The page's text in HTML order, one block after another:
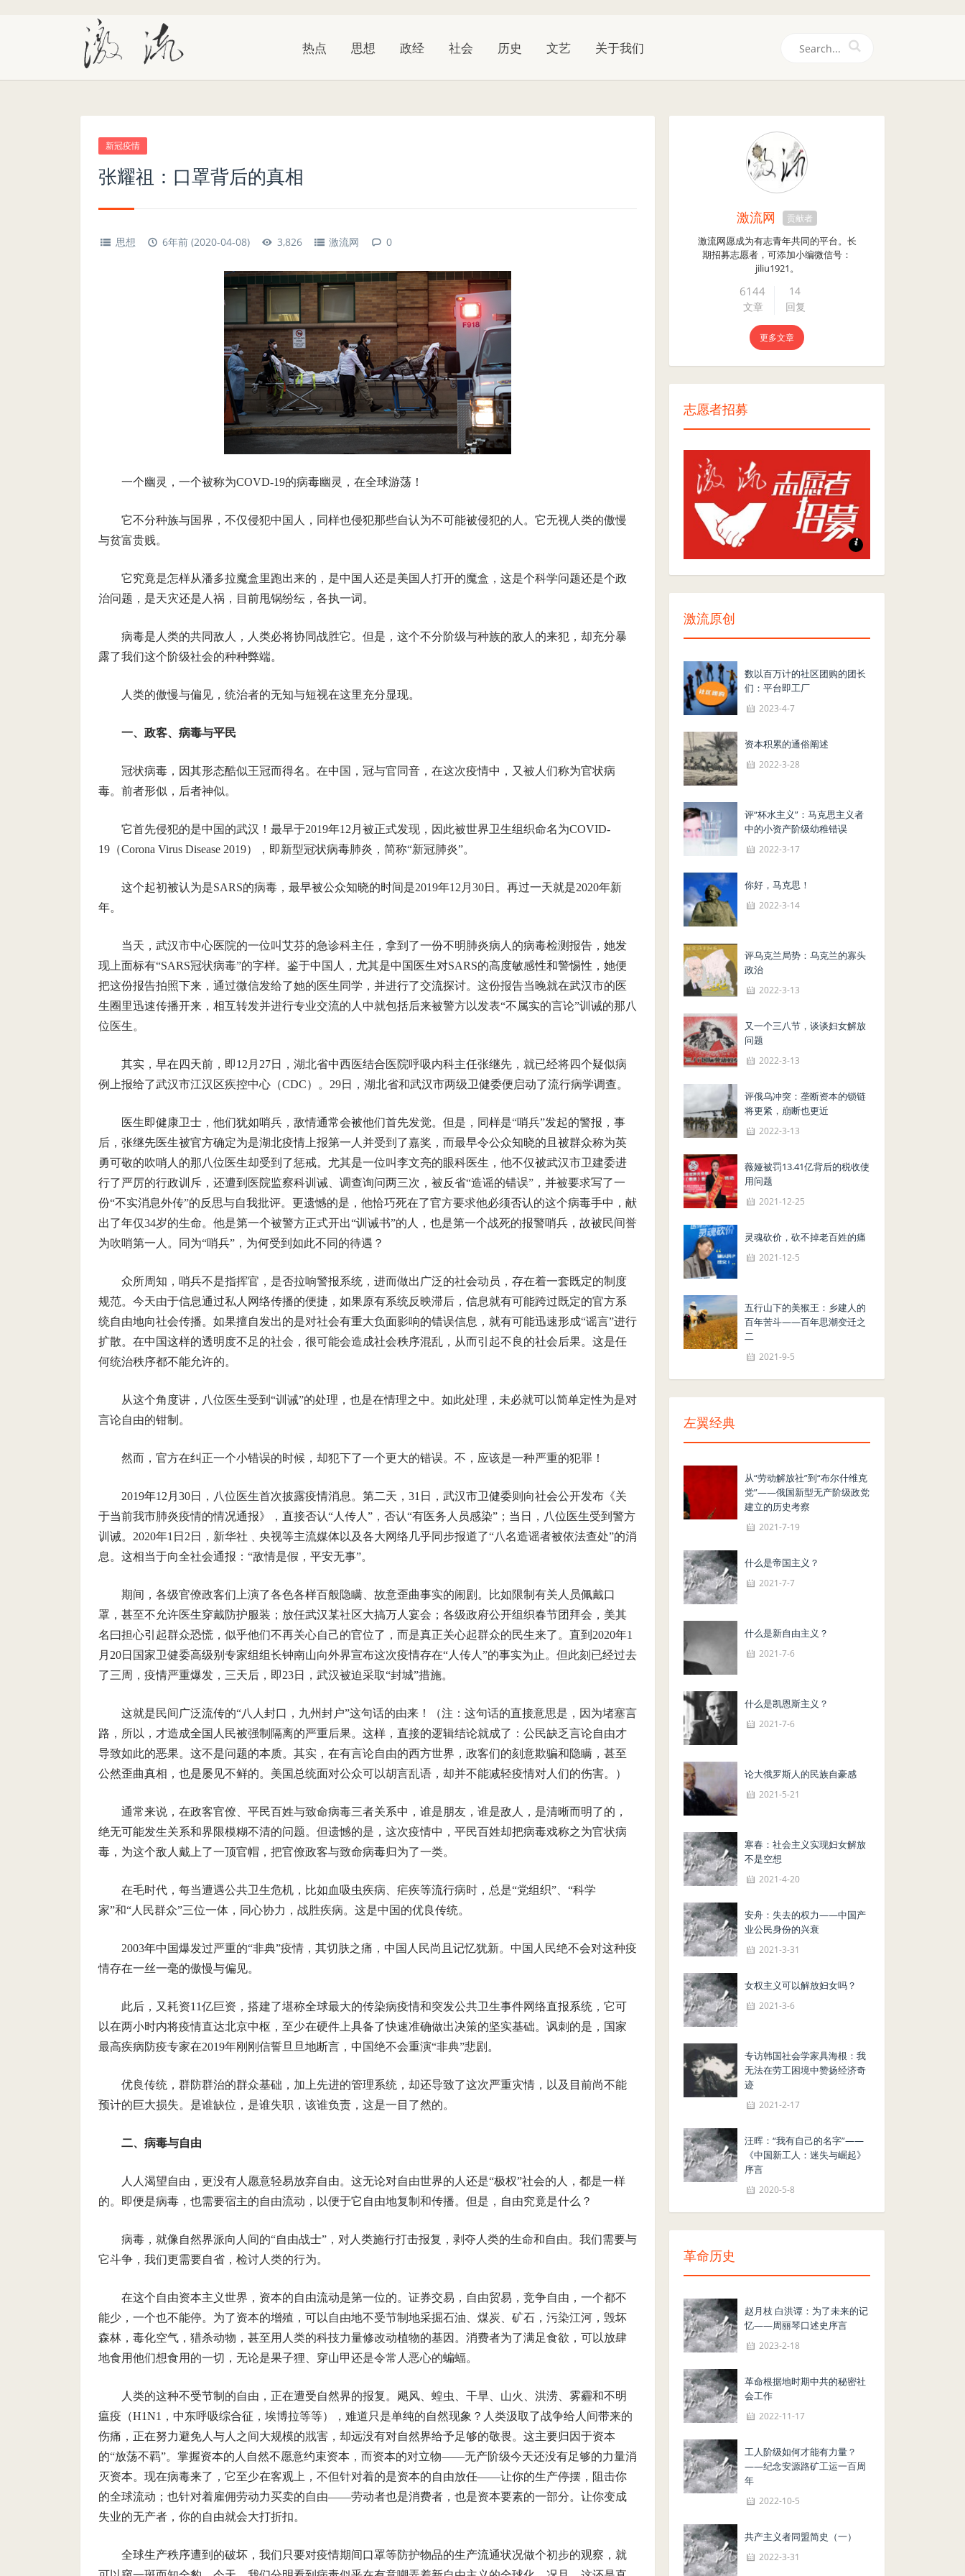
热点 思想 政经 社会 历史 文艺 关于我们
新冠疫情
张耀祖：口罩背后的真相
思想 6年前 (2020-04-08) 3,826 激流网 0
一个幽灵，一个被称为COVD-19的病毒幽灵，在全球游荡！
它不分种族与国界，不仅侵犯中国人，同样也侵犯那些自认为不可能被侵犯的人。它无视人类的傲慢
与贫富贵贱。
它究竟是怎样从潘多拉魔盒里跑出来的，是中国人还是美国人打开的魔盒，这是个科学问题还是个政
治问题，是天灾还是人祸，目前甩锅纷纭，各执一词。
病毒是人类的共同敌人，人类必将协同战胜它。但是，这个不分阶级与种族的敌人的来犯，却充分暴
露了我们这个阶级社会的种种弊端。
人类的傲慢与偏见，统治者的无知与短视在这里充分显现。
一、政客、病毒与平民
冠状病毒，因其形态酷似王冠而得名。在中国，冠与官同音，在这次疫情中，又被人们称为官状病
毒。前者形似，后者神似。
它首先侵犯的是中国的武汉！最早于2019年12月被正式发现，因此被世界卫生组织命名为COVID-
19（Corona Virus Disease 2019），即新型冠状病毒肺炎，简称“新冠肺炎”。
这个起初被认为是SARS的病毒，最早被公众知晓的时间是2019年12月30日。再过一天就是2020年新
年。
当天，武汉市中心医院的一位叫艾芬的急诊科主任，拿到了一份不明肺炎病人的病毒检测报告，她发
现上面标有“SARS冠状病毒”的字样。鉴于中国人，尤其是中国医生对SARS的高度敏感性和警惕性，她便
把这份报告拍照下来，通过微信发给了她的医生同学，并进行了交流探讨。这份报告当晚就在武汉市的医
生圈里迅速传播开来，相互转发并进行专业交流的人中就包括后来被警方以发表“不属实的言论”训诫的那八
位医生。
其实，早在四天前，即12月27日，湖北省中西医结合医院呼吸内科主任张继先，就已经将四个疑似病
例上报给了武汉市江汉区疾控中心（CDC）。29日，湖北省和武汉市两级卫健委便启动了流行病学调查。
医生即健康卫士，他们犹如哨兵，敌情通常会被他们首先发觉。但是，同样是“哨兵”发起的警报，事
后，张继先医生被官方确定为是湖北疫情上报第一人并受到了嘉奖，而最早令公众知晓的且被群众称为英
勇可敬的吹哨人的那八位医生却受到了惩戒。尤其是一位叫李文亮的眼科医生，他不仅被武汉市卫建委进
行了严厉的行政训斥，还遭到医院监察科训诫、调查询问两三次，被反省“造谣的错误”，并被要求写了一
份“不实消息外传”的反思与自我批评。更遗憾的是，他恰巧死在了官方要求他必须否认的这个病毒手中，献
出了年仅34岁的生命。他是第一个被警方正式开出“训诫书”的人，也是第一个战死的报警哨兵，故被民间誉
为吹哨第一人。同为“哨兵”，为何受到如此不同的待遇？
众所周知，哨兵不是指挥官，是否拉响警报系统，进而做出广泛的社会动员，存在着一套既定的制度
规范。今天由于信息通过私人网络传播的便捷，如果原有系统反映滞后，信息就有可能跨过既定的官方系
统自由地向社会传播。如果擅自发出的是对社会有重大负面影响的错误信息，就有可能迅速形成“谣言”进行
扩散。在中国这样的透明度不足的社会，很可能会造成社会秩序混乱，从而引起不良的社会后果。这是任
何统治秩序都不能允许的。
从这个角度讲，八位医生受到“训诫”的处理，也是在情理之中。如此处理，未必就可以简单定性为是对
言论自由的钳制。
然而，官方在纠正一个小错误的时候，却犯下了一个更大的错误。不，应该是一种严重的犯罪！
2019年12月30日，八位医生首次披露疫情消息。第二天，31日，武汉市卫健委则向社会公开发布《关
于当前我市肺炎疫情的情况通报》，直接否认“人传人”，否认“有医务人员感染”；当日，八位医生受到警方
训诫。2020年1日2日，新华社﹑央视等主流媒体以及各大网络几乎同步报道了“八名造谣者被依法查处”的消
息。这相当于向全社会通报：“敌情是假，平安无事”。
期间，各级官僚政客们上演了各色各样百般隐瞒、故意歪曲事实的闹剧。比如限制有关人员佩戴口
罩，甚至不允许医生穿戴防护服装；放任武汉某社区大搞万人宴会；各级政府公开组织春节团拜会，美其
名曰担心引起群众恐慌，似乎他们不再关心自己的官位了，而是真正关心起群众的民生来了。直到2020年1
月20日国家卫健委高级别专家组组长钟南山向外界宣布这次疫情存在“人传人”的事实为止。但此刻已经过去
了三周，疫情严重爆发，三天后，即23日，武汉被迫采取“封城”措施。
这就是民间广泛流传的“八人封口，九州封户”这句话的由来！（注：这句话的直接意思是，因为堵塞言
路，所以，才造成全国人民被强制隔离的严重后果。这样，直接的逻辑结论就成了：公民缺乏言论自由才
导致如此的恶果。这不是问题的本质。其实，在有言论自由的西方世界，政客们的刻意欺骗和隐瞒，甚至
公然歪曲真相，也是屡见不鲜的。美国总统面对公众可以胡言乱语，却并不能减轻疫情对人们的伤害。）
通常来说，在政客官僚、平民百姓与致命病毒三者关系中，谁是朋友，谁是敌人，是清晰而明了的，
绝无可能发生关系和界限模糊不清的问题。但遗憾的是，这次疫情中，平民百姓却把病毒戏称之为官状病
毒，为这个敌人戴上了一顶官帽，把官僚政客与致命病毒归为了一类。
在毛时代，每当遭遇公共卫生危机，比如血吸虫疾病、疟疾等流行病时，总是“党组织”、“科学
家”和“人民群众”三位一体，同心协力，战胜疾病。这是中国的优良传统。
2003年中国爆发过严重的“非典”疫情，其切肤之痛，中国人民尚且记忆犹新。中国人民绝不会对这种疫
情存在一丝一毫的傲慢与偏见。
此后，又耗资11亿巨资，搭建了堪称全球最大的传染病疫情和突发公共卫生事件网络直报系统，它可
以在两小时内将疫情直达北京中枢，至少在硬件上具备了快速准确做出决策的坚实基础。讽刺的是，国家
最高疾病防疫专家在2019年刚刚信誓旦旦地断言，中国绝不会重演“非典”悲剧。
优良传统，群防群治的群众基础，加上先进的管理系统，却还导致了这次严重灾情，以及目前尚不能
预计的巨大损失。是谁缺位，是谁失职，该谁负责，这是一目了然的。
二、病毒与自由
人人渴望自由，更没有人愿意轻易放弃自由。这无论对自由世界的人还是“极权”社会的人，都是一样
的。即便是病毒，也需要宿主的自由流动，以便于它自由地复制和传播。但是，自由究竟是什么？
病毒，就像自然界派向人间的“自由战士”，对人类施行打击报复，剥夺人类的生命和自由。我们需要与
它斗争，我们更需要自省，检讨人类的行为。
在这个自由资本主义世界，资本的自由流动是第一位的。证券交易，自由贸易，竞争自由，一个都不
能少，一个也不能停。为了资本的增殖，可以自由地不受节制地采掘石油、煤炭、矿石，污染江河，毁坏
森林，毒化空气，猎杀动物，甚至用人类的科技力量修改动植物的基因。消费者为了满足食欲，可以放肆
地食用他们想食用的一切，无论是果子狸、穿山甲还是令常人恶心的蝙蝠。
人类的这种不受节制的自由，正在遭受自然界的报复。飓风、蝗虫、干旱、山火、洪涝、雾霾和不明
瘟疫（H1N1，中东呼吸综合征，埃博拉等等），难道只是单纯的自然现象？人类汲取了战争给人间带来的
伤痛，正在努力避免人与人之间大规模的戕害，却远没有对自然界给予足够的敬畏。这主要归因于资本
的“放荡不羁”。掌握资本的人自然不愿意约束资本，而资本的对立物——无产阶级今天还没有足够的力量消
灭资本。现在病毒来了，它至少在客观上，不但针对着的是资本的自由放任——让你的生产停摆，阻击你
的全球流动；也针对着雇佣劳动力买卖的自由——劳动者也是消费者，也是资本要素的一部分。让你变成
失业的无产者，你的自由就会大打折扣。
全球生产秩序遭到的破坏，我们只要对疫情期间口罩等防护物品的生产流通状况做个初步的观察，就
激流网 贡献者
激流网愿成为有志青年共同的平台。长
期招募志愿者，可添加小编微信号：
jiliu1921。
6144
文章
14
回复
更多文章
志愿者招募
志愿者招募
激流原创
数以百万计的社区团购的团长
们：平台即工厂
2023-4-7
资本积累的通俗阐述
2022-3-28
评“杯水主义”：马克思主义者
中的小资产阶级幼稚错误
2022-3-17
你好，马克思！
2022-3-14
评乌克兰局势：乌克兰的寡头
政治
2022-3-13
又一个三八节，谈谈妇女解放
问题
2022-3-13
评俄乌冲突：垄断资本的锁链
将更紧，崩断也更近
2022-3-13
薇娅被罚13.41亿背后的税收使
用问题
2021-12-25
灵魂砍价，砍不掉老百姓的痛
2021-12-5
五行山下的美猴王：乡建人的
百年苦斗——百年思潮变迁之
二
2021-9-5
左翼经典
从“劳动解放社”到“布尔什维克
党”——俄国新型无产阶级政党
建立的历史考察
2021-7-19
什么是帝国主义？
2021-7-7
什么是新自由主义？
2021-7-6
什么是凯恩斯主义？
2021-7-6
论大俄罗斯人的民族自豪感
2021-5-21
寒春：社会主义实现妇女解放
不是空想
2021-4-20
安舟：失去的权力——中国产
业公民身份的兴衰
2021-3-31
女权主义可以解放妇女吗？
2021-3-6
专访韩国社会学家具海根：我
无法在劳工困境中赞扬经济奇
迹
2021-2-17
汪晖：“我有自己的名字”——
《中国新工人：迷失与崛起》
序言
2020-5-8
革命历史
赵月枝 白洪谭：为了未来的记
忆——周丽琴口述史序言
2023-2-18
革命根据地时期中共的秘密社
会工作
2022-11-17
工人阶级如何才能有力量？
——纪念安源路矿工运一百周
年
2022-10-5
共产主义者同盟简史（一）
2022-3-31